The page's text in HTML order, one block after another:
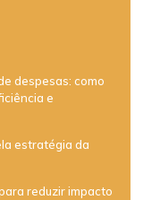
despesas: como
e
estratégia da
reduzir impacto